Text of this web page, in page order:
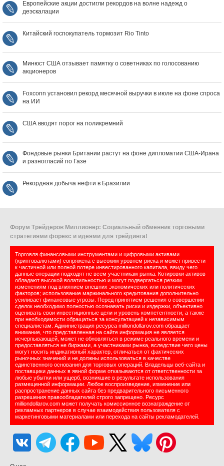
Европейские акции достигли рекордов на волне надежд о
деэскалации
Китайский госпокупатель тормозит Rio Tinto
Минюст США отзывает памятку о советниках по голосованию
акционеров
Foxconn установил рекорд месячной выручки в июле на фоне спроса
на ИИ
США вводят порог на поликремний
Фондовые рынки Британии растут на фоне дипломатии США‑Ирана
и разногласий по Газе
Рекордная добыча нефти в Бразилии
Форум Трейдеров Миллионер: Социальный обменник торговыми
стратегиями форекс и идеями для трейдинга!
Торговля финансовыми инструментами и цифровыми активами
(криптовалютами) сопряжена с высоким уровнем риска и может привести
к частичной или полной потере инвестированного капитала, ввиду чего
данные операции подходят не всем участникам рынка. Котировки активов
обладают высокой волатильностью и могут подвергаться резким
изменениям под влиянием внешних экономических или политических
факторов; использование маржинального кредитования дополнительно
усиливает финансовые угрозы. Перед принятием решения о совершении
сделок необходимо полностью осознавать риски и издержки, объективно
оценивать свои инвестиционные цели и уровень компетентности, а также
при необходимости обращаться за консультацией к независимым
специалистам. Администрация ресурса milliondollarov.com обращает
внимание, что представленная на сайте информация не является
исчерпывающей, может не обновляться в режиме реального времени и
предоставляться не биржами, а участниками рынка, вследствие чего цены
могут носить индикативный характер, отличаться от фактических
рыночных значений и не должны использоваться в качестве
единственного основания для торговых операций. Владельцы веб-сайта и
поставщики данных в явной форме отказываются от ответственности за
любые убытки или ущерб, возникшие в результате использования
размещенной информации. Любое воспроизведение, изменение или
распространение данных сайта без предварительного письменного
разрешения правообладателей строго запрещено. Ресурс
milliondollarov.com может получать комиссионное вознаграждение от
рекламных партнеров в случае взаимодействия пользователя с
маркетинговыми материалами или перехода на сайты рекламодателей.